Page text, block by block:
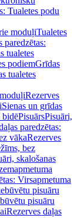
Tualetes podu
moduļiTualetes
paredzētas:
tualetes
podiemGrīdas
tualetes
Rezerves
Sienas un grīdas
bidēPisuārsPisuāri,
paredzētas:
vākaRezerves
bez
skalošanas
Virsapmetuma
pisuāru
pisuāru
Rezerves daļas